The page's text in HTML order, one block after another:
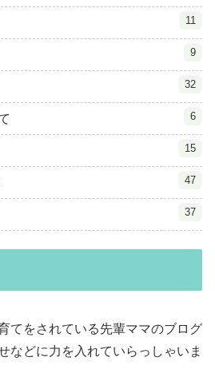
11
9
32
6
15
47
37
てをされている先輩ママのブログ
などに力を入れていらっしゃいま